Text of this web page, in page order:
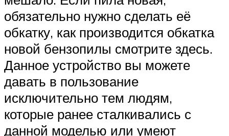
обязательно нужно сделать её
обкатку, как производится обкатка
новой бензопилы смотрите здесь.
Данное устройство вы можете
давать в пользование
исключительно тем людям,
которые ранее сталкивались с
данной моделью или умеют